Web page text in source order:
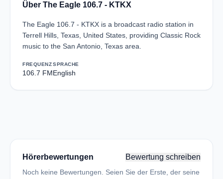
Über The Eagle 106.7 - KTKX
The Eagle 106.7 - KTKX is a broadcast radio station in
Terrell Hills, Texas, United States, providing Classic Rock
music to the San Antonio, Texas area.
FREQUENZ
106.7 FM
SPRACHE
English
Hörerbewertungen Bewertung schreiben
Noch keine Bewertungen. Seien Sie der Erste, der seine